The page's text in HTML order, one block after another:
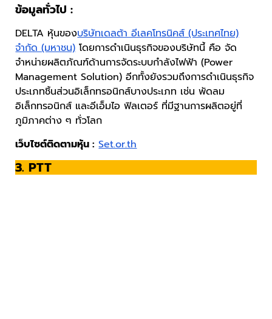
ข้อมูลทั่วไป :
DELTA หุ้นของบริษัทเดลต้า อีเลคโทรนิคส์ (ประเทศไทย)
จำกัด (มหาชน)โดยการดำเนินธุรกิจของบริษัทนี้ คือ จัด
จำหน่ายผลิตภัณฑ์ด้านการจัดระบบกำลังไฟฟ้า (Power
Management Solution) อีกทั้งยังรวมถึงการดำเนินธุรกิจ
ประเภทชิ้นส่วนอิเล็กทรอนิกส์บางประเภท เช่น พัดลม
อิเล็กทรอนิกส์ และอีเอ็มไอ ฟิลเตอร์ ที่มีฐานการผลิตอยู่ที่
ภูมิภาคต่าง ๆ ทั่วโลก
เว็บไซต์ติดตามหุ้น : Set.or.th
3. PTT